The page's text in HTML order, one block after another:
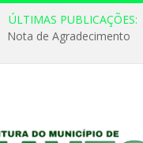
ÚLTIMAS PUBLICAÇÕES:
Nota de Agradecimento